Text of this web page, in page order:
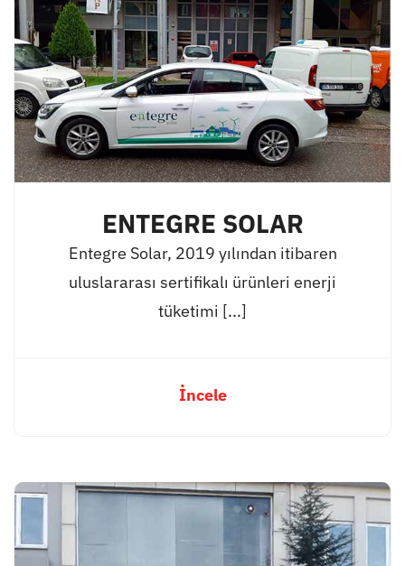
ENTEGRE SOLAR
Entegre Solar, 2019 yılından itibaren
uluslararası sertifikalı ürünleri enerji
tüketimi [...]
İncele